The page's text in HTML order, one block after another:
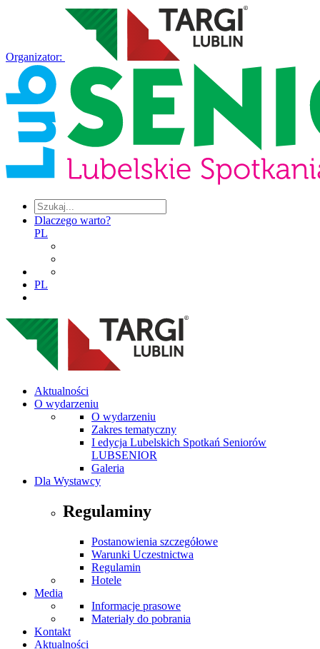
Organizator:
Dlaczego warto?
PL
PL
Aktualności
O wydarzeniu
O wydarzeniu
Zakres tematyczny
I edycja Lubelskich Spotkań Seniorów
LUBSENIOR
Galeria
Dla Wystawcy
Regulaminy
Postanowienia szczegółowe
Warunki Uczestnictwa
Regulamin
Hotele
Media
Informacje prasowe
Materiały do pobrania
Kontakt
Aktualności